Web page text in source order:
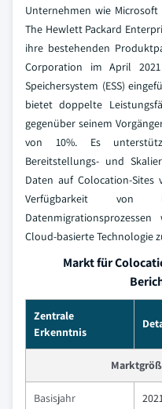
Unternehmen wie
The Hewlett Packard
ihre bestehenden
Corporation im April
Speichersystem (ESS)
bietet doppelte
gegenüber seinem
von 10%. Es
Bereitstellungs- und
Daten auf Colocation-Sites
Verfügbarkeit von
Cloud-basierte Technologie
Markt für
Zentrale
Erkenntnis
Basisjahr